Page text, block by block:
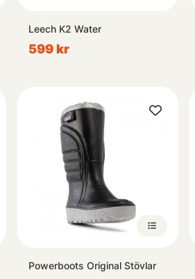
Leech K2 Water
599 kr
Powerboots Original Stövlar